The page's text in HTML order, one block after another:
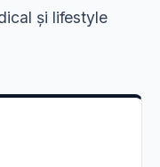
și lifestyle